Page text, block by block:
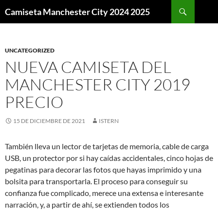
Camiseta Manchester City 2024 2025
UNCATEGORIZED
NUEVA CAMISETA DEL
MANCHESTER CITY 2019
PRECIO
15 DE DICIEMBRE DE 2021 ISTERN
También lleva un lector de tarjetas de memoria, cable de carga
USB, un protector por si hay caídas accidentales, cinco hojas de
pegatinas para decorar las fotos que hayas imprimido y una
bolsita para transportarla. El proceso para conseguir su
confianza fue complicado, merece una extensa e interesante
narración, y, a partir de ahí, se extienden todos los